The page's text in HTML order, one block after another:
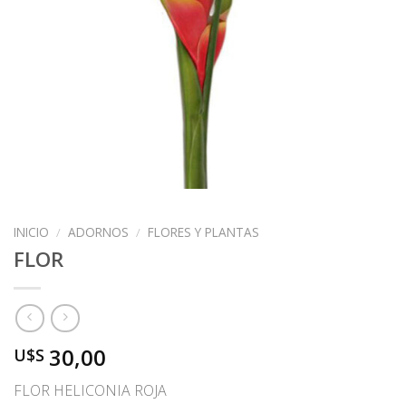
INICIO / ADORNOS / FLORES Y PLANTAS
FLOR
U$S 30,00
FLOR HELICONIA ROJA